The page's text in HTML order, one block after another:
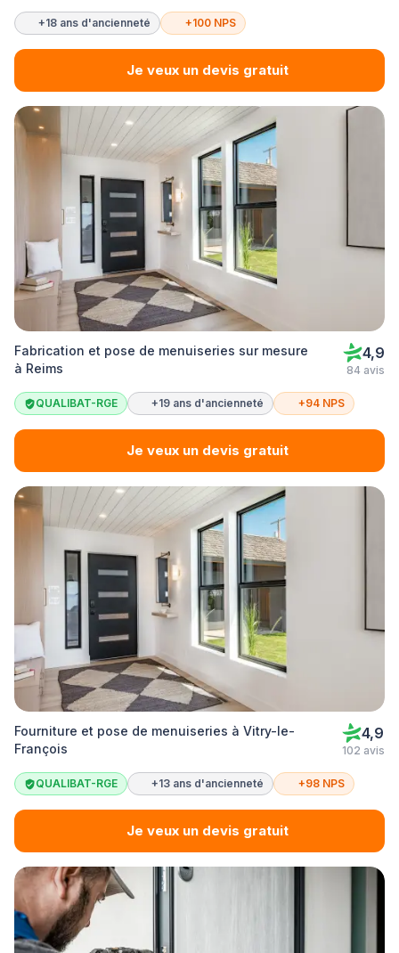
+18 ans d'ancienneté +100 NPS
Je veux un devis gratuit
Fabrication et pose de menuiseries sur mesure
à Reims
4,9
84 avis
QUALIBAT-RGE +19 ans d'ancienneté +94 NPS
Je veux un devis gratuit
Fourniture et pose de menuiseries à Vitry-le-
François
4,9
102 avis
QUALIBAT-RGE +13 ans d'ancienneté +98 NPS
Je veux un devis gratuit